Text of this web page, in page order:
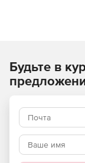
05 Добыча
06 Добыча
08.99.32
Будьте в